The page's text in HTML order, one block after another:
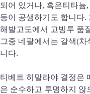
되어 있거나, 흑은티타늄
등이 공생하기도 합니다.
해발고도에서 고빙투 품
그중 네팔에서는 갈색(
니다.
티베트 히말라야 결정은
은 순수하고 투명하지 않